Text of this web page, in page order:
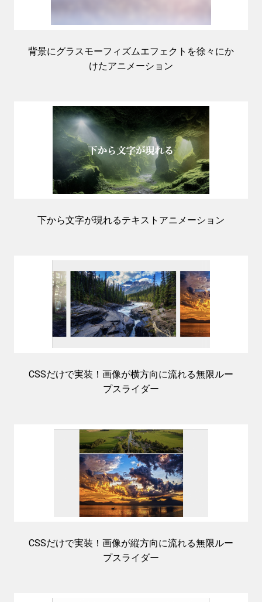
背景にグラスモーフィズムエフェクトを徐々にか
けたアニメーション
下から文字が現れるテキストアニメーション
CSSだけで実装！画像が横方向に流れる無限ルー
プスライダー
CSSだけで実装！画像が縦方向に流れる無限ルー
プスライダー